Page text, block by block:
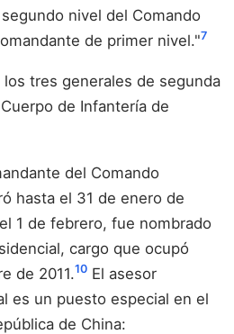
nivel del Comando
de primer nivel."7
tres generales de segunda
de Infantería de
del Comando
hasta el 31 de enero de
1 de febrero, fue nombrado
cargo que ocupó
de 2011.10 El asesor
es un puesto especial en el
de China: